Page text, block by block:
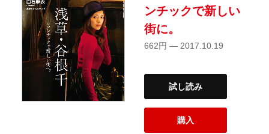
ンチックで新しい
街に。
662円 — 2017.10.19
試し読み
購入